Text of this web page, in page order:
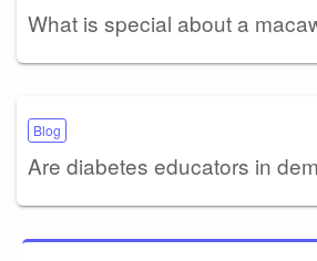
What is special about a
Blog
Are diabetes educators in